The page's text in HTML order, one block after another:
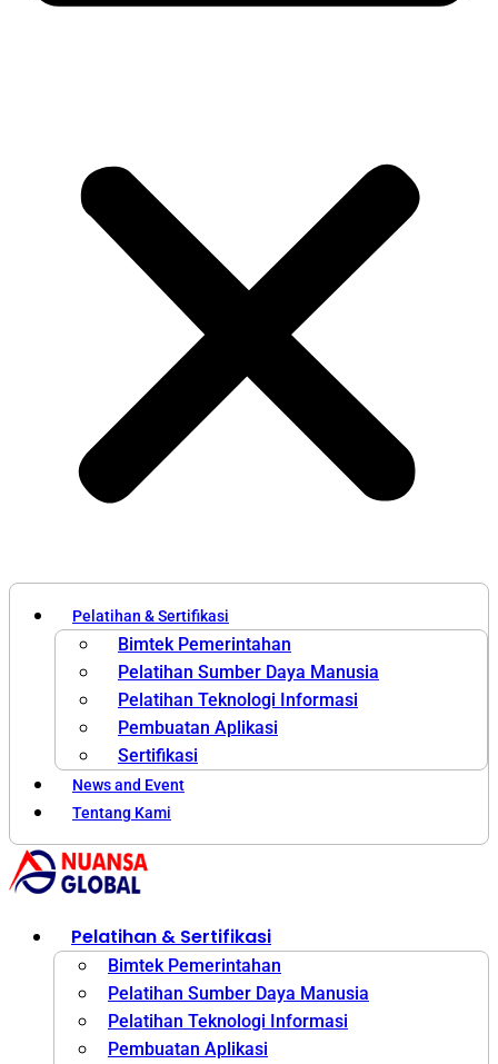
Pelatihan & Sertifikasi
Bimtek Pemerintahan
Pelatihan Sumber Daya Manusia
Pelatihan Teknologi Informasi
Pembuatan Aplikasi
Sertifikasi
News and Event
Tentang Kami
Pelatihan & Sertifikasi
Bimtek Pemerintahan
Pelatihan Sumber Daya Manusia
Pelatihan Teknologi Informasi
Pembuatan Aplikasi